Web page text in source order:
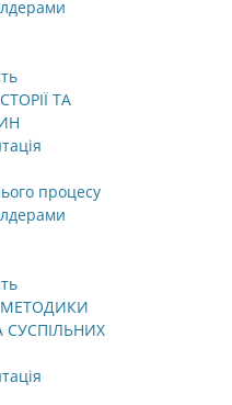
ТА
процесу
МЕТОДИКИ
СУСПІЛЬНИХ